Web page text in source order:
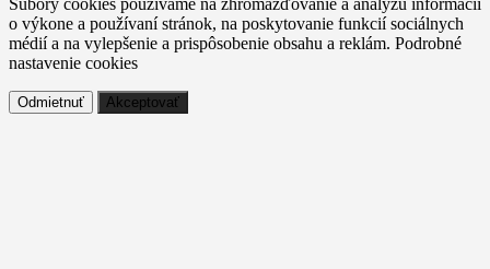
o výkone a používaní stránok, na poskytovanie funkcií sociálnych
médií a na vylepšenie a prispôsobenie obsahu a reklám. Podrobné
nastavenie cookies
Odmietnuť Akceptovať